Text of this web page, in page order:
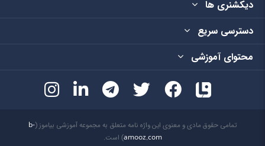
دیکشنری ها
دسترسی سریع
محتوای آموزشی
تمامی حقوق مادی و معنوی این واژه نامه متعلق به مجموعه آموزشی بیاموز (b-
amooz.com) است.